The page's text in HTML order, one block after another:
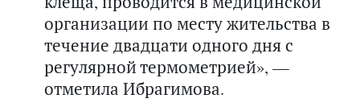
организации по месту жительства в
течение двадцати одного дня с
регулярной термометрией», —
отметила Ибрагимова.